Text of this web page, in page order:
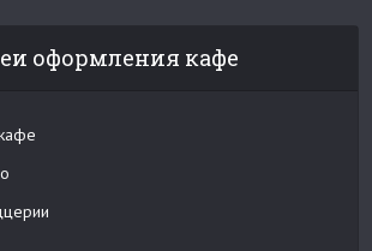
оформления кафе